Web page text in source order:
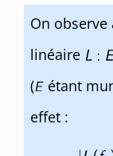
On
linéaire
(
étant
effet :